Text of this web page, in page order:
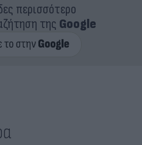
περισσότερο
της Google